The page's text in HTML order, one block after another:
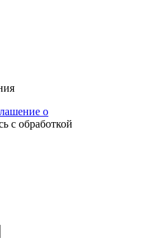
о
с обработкой